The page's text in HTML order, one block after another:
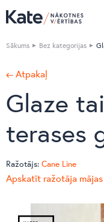
Sākums Bez kategorijas
← Atpakaļ
Glaze
terases
Ražotājs: Cane Line
Apskatīt ražotāja